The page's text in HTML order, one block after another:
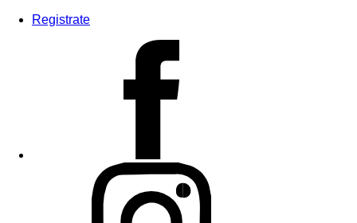
Registrate